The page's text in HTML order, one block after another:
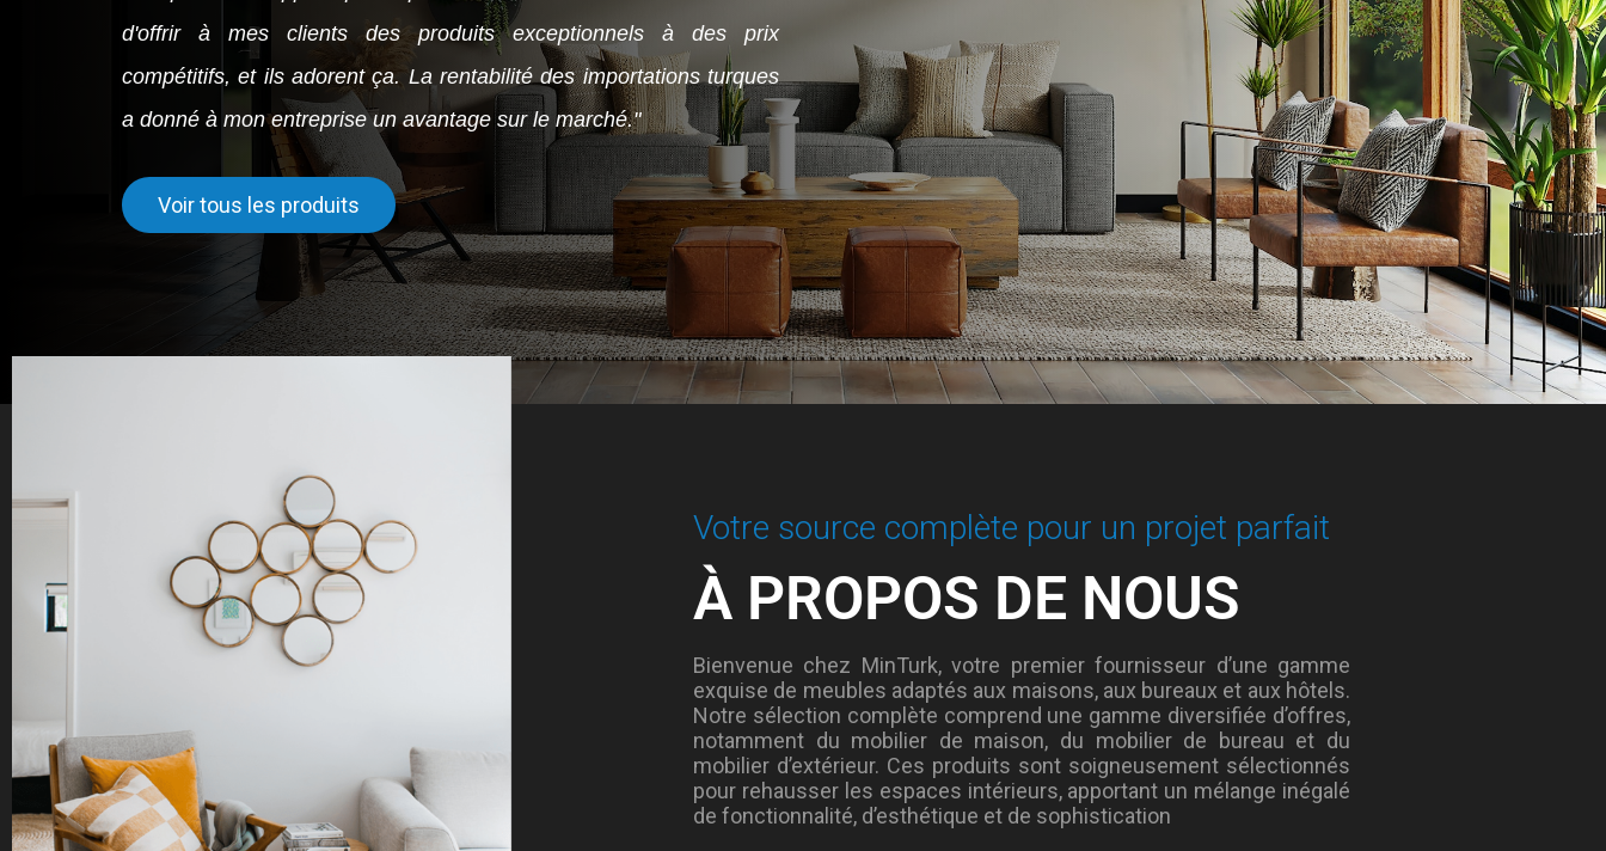
d'offrir à mes clients des produits exceptionnels à des prix
compétitifs, et ils adorent ça. La rentabilité des importations turques
a donné à mon entreprise un avantage sur le marché."
Voir tous les produits
Votre source complète pour un projet parfait
À PROPOS DE NOUS
Bienvenue chez MinTurk, votre premier fournisseur d’une gamme
exquise de meubles adaptés aux maisons, aux bureaux et aux hôtels.
Notre sélection complète comprend une gamme diversifiée d’offres,
notamment du mobilier de maison, du mobilier de bureau et du
mobilier d’extérieur. Ces produits sont soigneusement sélectionnés
pour rehausser les espaces intérieurs, apportant un mélange inégalé
de fonctionnalité, d’esthétique et de sophistication